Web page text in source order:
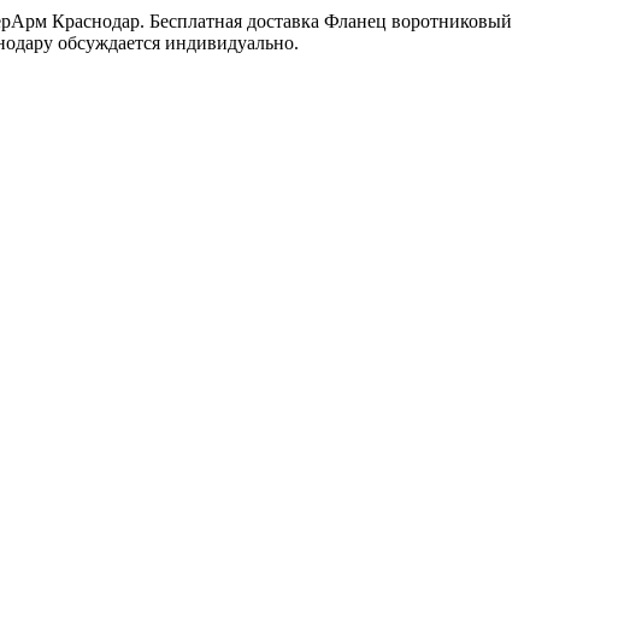
Краснодар. Бесплатная доставка Фланец воротниковый
обсуждается индивидуально.